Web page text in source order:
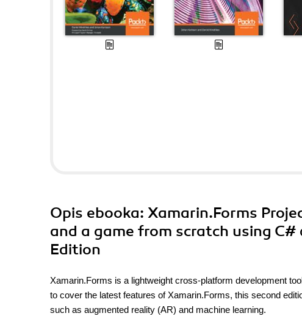
Opis ebooka: Xamarin.Forms
and a game from scratch using
Edition
Xamarin.Forms is a lightweight cross-platform development
to cover the latest features of Xamarin.Forms, this second
such as augmented reality (AR) and machine learning.